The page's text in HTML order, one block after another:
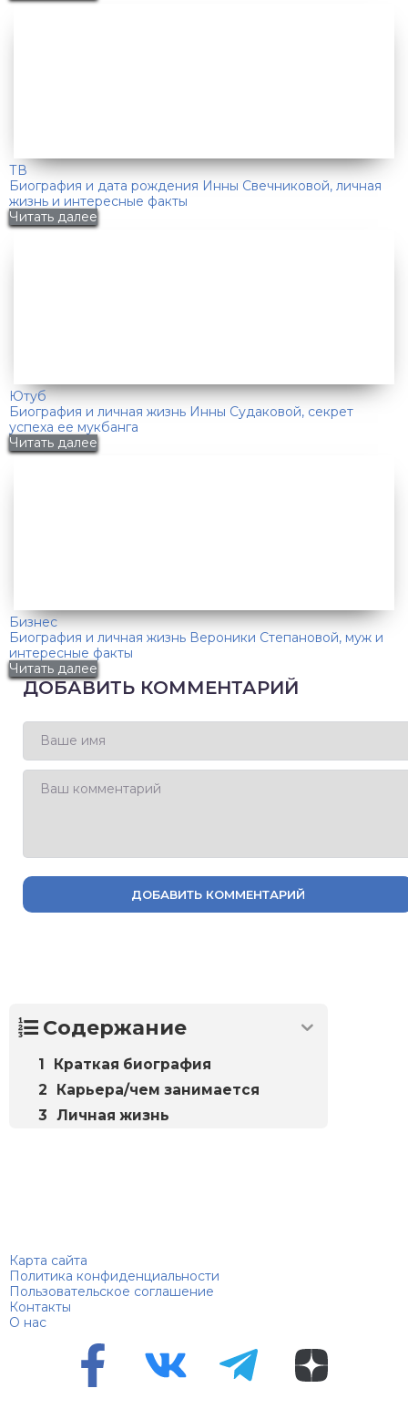
ТВ
Биография и дата рождения Инны Свечниковой, личная
жизнь и интересные факты
Читать далее
Ютуб
Биография и личная жизнь Инны Судаковой, секрет
успеха ее мукбанга
Читать далее
Бизнес
Биография и личная жизнь Вероники Степановой, муж и
интересные факты
Читать далее
ДОБАВИТЬ КОММЕНТАРИЙ
ДОБАВИТЬ КОММЕНТАРИЙ
Содержание
Краткая биография
Карьера/чем занимается
Личная жизнь
Карта сайта
Политика конфиденциальности
Пользовательское соглашение
Контакты
О нас